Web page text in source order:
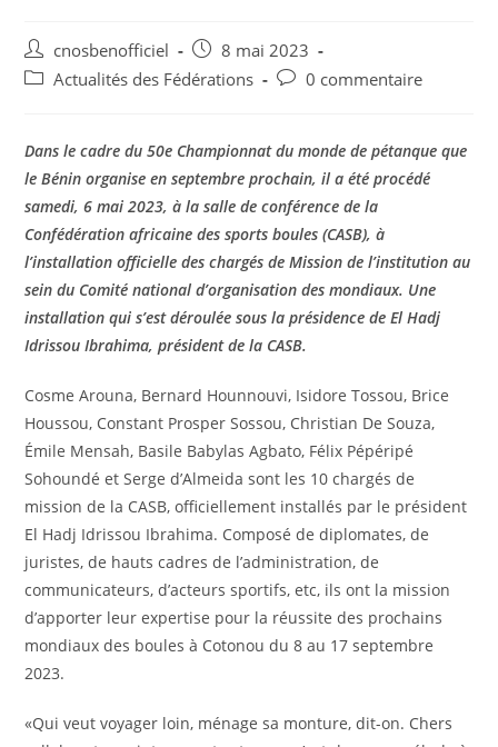
cnosbenofficiel
8 mai 2023
Actualités des Fédérations
0 commentaire
Dans le cadre du 50e Championnat du monde de pétanque que
le Bénin organise en septembre prochain, il a été procédé
samedi, 6 mai 2023, à la salle de conférence de la
Confédération africaine des sports boules (CASB), à
l’installation officielle des chargés de Mission de l’institution au
sein du Comité national d’organisation des mondiaux. Une
installation qui s’est déroulée sous la présidence de El Hadj
Idrissou Ibrahima, président de la CASB.
Cosme Arouna, Bernard Hounnouvi, Isidore Tossou, Brice
Houssou, Constant Prosper Sossou, Christian De Souza,
Émile Mensah, Basile Babylas Agbato, Félix Pépéripé
Sohoundé et Serge d’Almeida sont les 10 chargés de
mission de la CASB, officiellement installés par le président
El Hadj Idrissou Ibrahima. Composé de diplomates, de
juristes, de hauts cadres de l’administration, de
communicateurs, d’acteurs sportifs, etc, ils ont la mission
d’apporter leur expertise pour la réussite des prochains
mondiaux des boules à Cotonou du 8 au 17 septembre
2023.
«Qui veut voyager loin, ménage sa monture, dit-on. Chers